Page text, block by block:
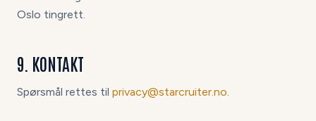
Oslo tingrett.
9. KONTAKT
Spørsmål rettes til privacy@starcruiter.no.